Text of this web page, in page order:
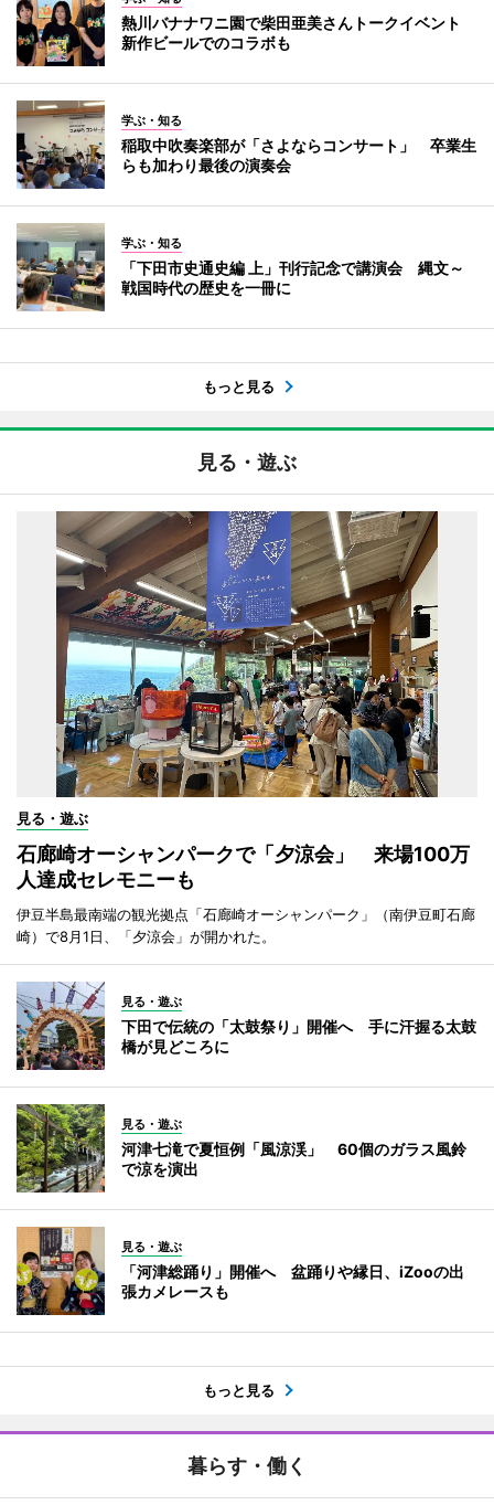
熱川バナナワニ園で柴田亜美さんトークイベント
新作ビールでのコラボも
学ぶ・知る
稲取中吹奏楽部が「さよならコンサート」 卒業生
らも加わり最後の演奏会
学ぶ・知る
「下田市史通史編 上」刊行記念で講演会 縄文～
戦国時代の歴史を一冊に
もっと見る
見る・遊ぶ
見る・遊ぶ
石廊崎オーシャンパークで「夕涼会」 来場100万
人達成セレモニーも
伊豆半島最南端の観光拠点「石廊崎オーシャンパーク」（南伊豆町石廊
崎）で8月1日、「夕涼会」が開かれた。
見る・遊ぶ
下田で伝統の「太鼓祭り」開催へ 手に汗握る太鼓
橋が見どころに
見る・遊ぶ
河津七滝で夏恒例「風涼渓」 60個のガラス風鈴
で涼を演出
見る・遊ぶ
「河津総踊り」開催へ 盆踊りや縁日、iZooの出
張カメレースも
もっと見る
暮らす・働く